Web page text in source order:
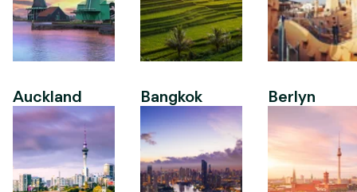
Auckland Bangkok Berlyn